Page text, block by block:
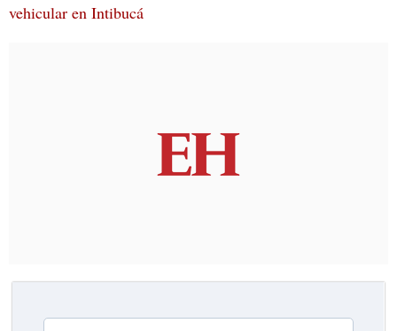
vehicular en Intibucá